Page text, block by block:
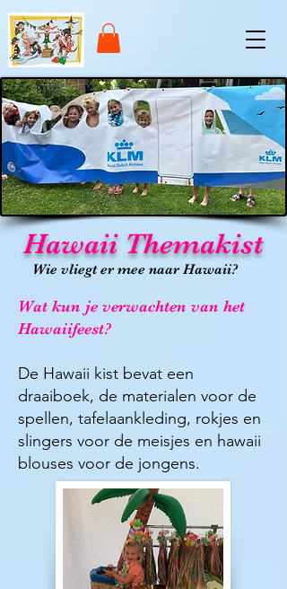
Hawaii Themakist
Wie vliegt er mee naar Hawaii?
Wat kun je verwachten van het
Hawaiifeest?​
De Hawaii kist bevat een
draaiboek, de materialen voor de
spellen, tafelaankleding, rokjes en
slingers voor de meisjes en hawaii
blouses voor de jongens.